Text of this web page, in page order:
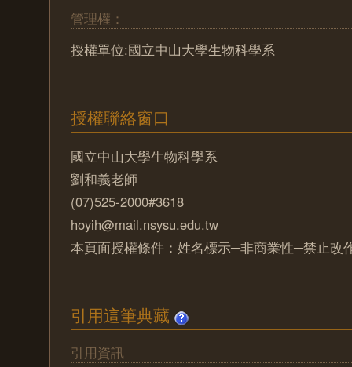
管理權：
授權單位:國立中山大學生物科學系
授權聯絡窗口
國立中山大學生物科學系
劉和義老師
(07)525-2000#3618
hoyih@mail.nsysu.edu.tw
本頁面授權條件：姓名標示─非商業性─禁止改
引用這筆典藏
引用資訊